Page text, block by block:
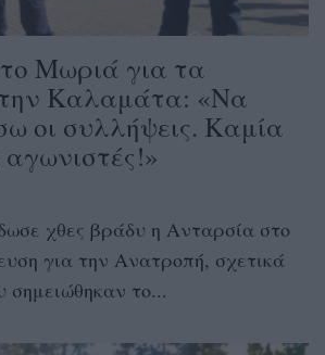
Μωριά για τα
Καλαμάτα: «Να
οι συλλήψεις. Καμία
χθες βράδυ η Ανταρσία στο
για την Ανατροπή, σχετικά
σημειώθηκαν το...